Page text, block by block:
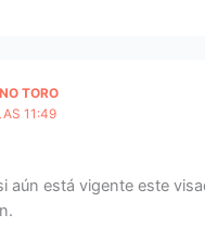
TORO
11:49
aún está vigente este